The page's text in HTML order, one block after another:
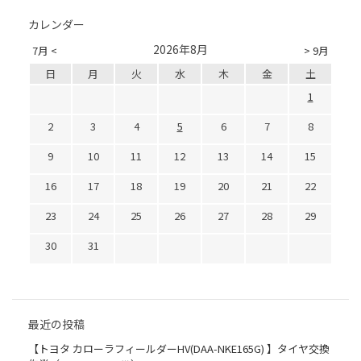
カレンダー
7月 < > 9月
2026年8月
日 月 火 水 木 金
土
1
2
3 4 5 6 7
8
9
10 11 12 13 14
15
16
17 18 19 20 21
22
23
24 25 26 27 28
29
30
31
最近の投稿
【トヨタ カローラフィールダーHV(DAA-NKE165G) 】タイヤ交換